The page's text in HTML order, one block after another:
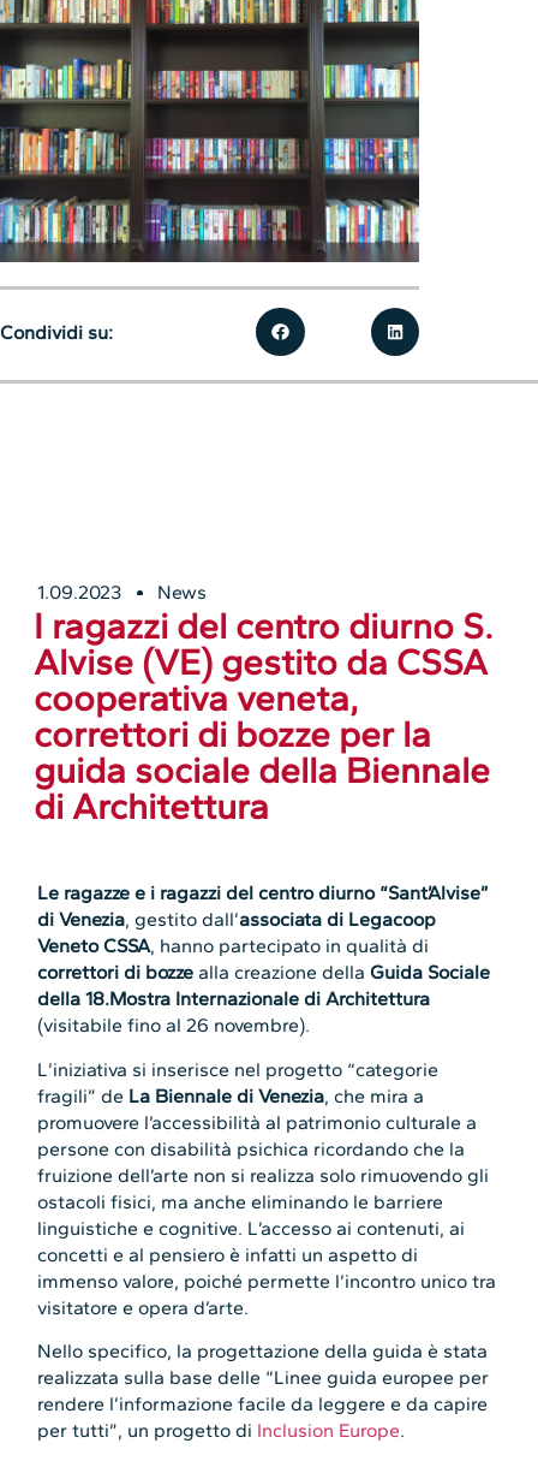
1.09.2023 News
I ragazzi del centro diurno S.
Alvise (VE) gestito da CSSA
cooperativa veneta,
correttori di bozze per la
guida sociale della Biennale
di Architettura
Le ragazze e i ragazzi del centro diurno “Sant’Alvise”
di Venezia, gestito dall’associata di Legacoop
Veneto CSSA, hanno partecipato in qualità di
correttori di bozze alla creazione della Guida Sociale
della 18.Mostra Internazionale di Architettura
(visitabile fino al 26 novembre).
L’iniziativa si inserisce nel progetto “categorie
fragili” de La Biennale di Venezia, che mira a
promuovere l’accessibilità al patrimonio culturale a
persone con disabilità psichica ricordando che la
fruizione dell’arte non si realizza solo rimuovendo gli
ostacoli fisici, ma anche eliminando le barriere
linguistiche e cognitive. L’accesso ai contenuti, ai
concetti e al pensiero è infatti un aspetto di
immenso valore, poiché permette l’incontro unico tra
visitatore e opera d’arte.
Nello specifico, la progettazione della guida è stata
realizzata sulla base delle “Linee guida europee per
rendere l’informazione facile da leggere e da capire
per tutti”, un progetto di Inclusion Europe.
Condividi su: